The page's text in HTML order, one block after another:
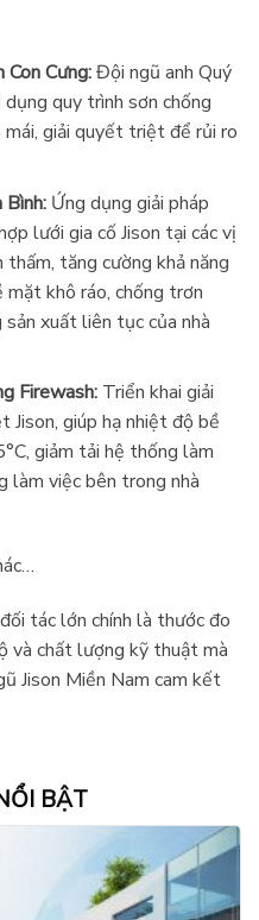
Cưng:Đội ngũ anh Quý
quy trình sơn chống
mái, giải quyết triệt để rủi ro
Bình:Ứng dụng giải pháp
lưới gia cố Jison tại các vị
tăng cường khả năng
khô ráo, chống trơn
xuất liên tục của nhà
Firewash:Triển khai giải
Jison, giúp hạ nhiệt độ bề
giảm tải hệ thống làm
làm việc bên trong nhà
tác lớn chính là thước đo
và chất lượng kỹ thuật mà
Jison Miền Nam cam kết
BẬT